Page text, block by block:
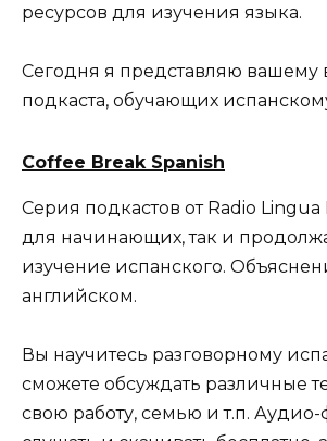
ресурсов для изучения языка.
Сегодня я представляю
подкаста, обучающих
Coffee Break Spanish
Серия подкастов от Radio
для начинающих, так и
изучение испанского.
английском.
Вы научитесь разговорному
сможете обсуждать различные
свою работу, семью и т.п.